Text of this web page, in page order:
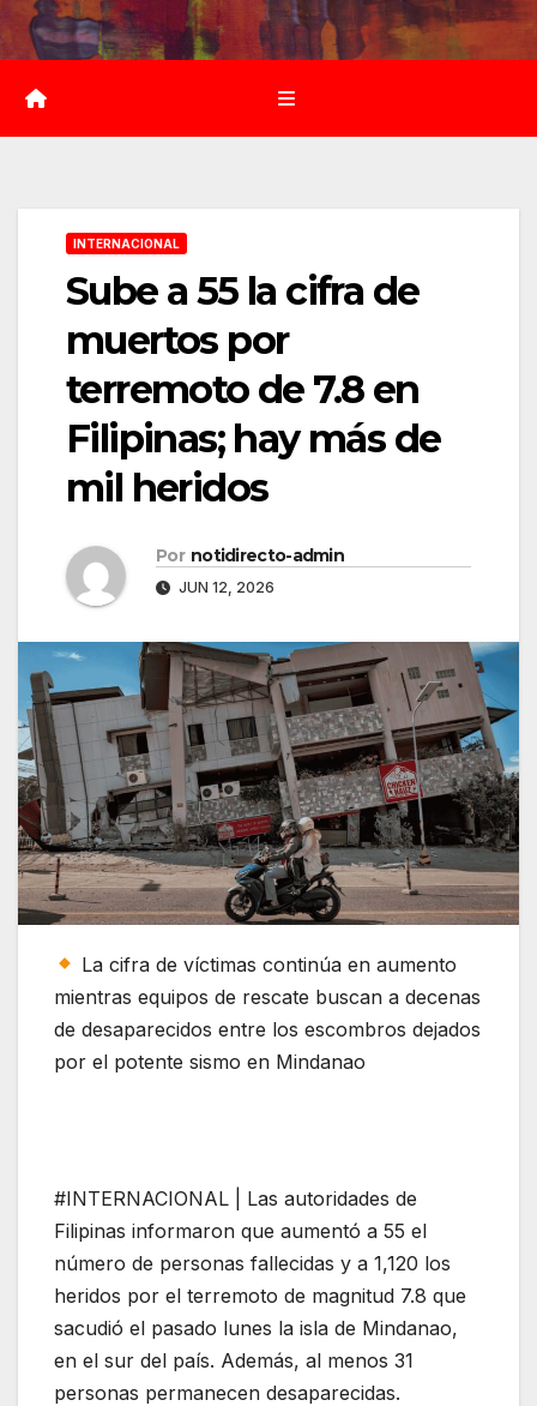
Saltar
al
contenido
INTERNACIONAL
Sube a 55 la cifra de
muertos por
terremoto de 7.8 en
Filipinas; hay más de
mil heridos
Por notidirecto-admin
JUN 12, 2026
La cifra de víctimas continúa en aumento
mientras equipos de rescate buscan a decenas
de desaparecidos entre los escombros dejados
por el potente sismo en Mindanao
#INTERNACIONAL | Las autoridades de
Filipinas informaron que aumentó a 55 el
número de personas fallecidas y a 1,120 los
heridos por el terremoto de magnitud 7.8 que
sacudió el pasado lunes la isla de Mindanao,
en el sur del país. Además, al menos 31
personas permanecen desaparecidas.